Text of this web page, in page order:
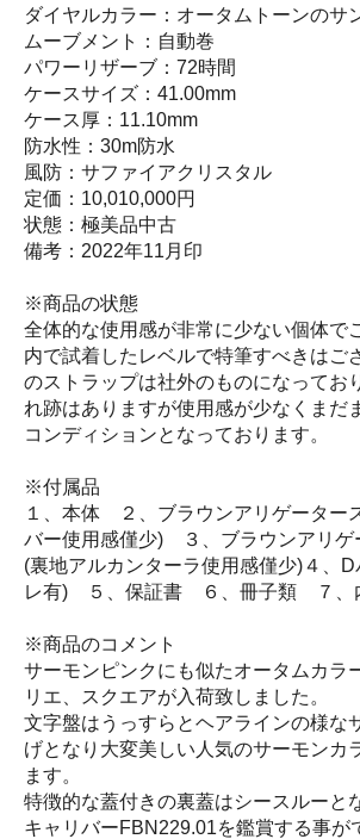
ダイヤルカラー：オータムトーンのサ
ムーブメント：自動巻
パワーリザーブ：72時間
ケースサイズ：41.00mm
ケース厚：11.10mm
防水性：30m防水
風防：サファイアクリスタル
定価：10,010,000円
状態：極美品中古
備考：2022年11月印
※商品の状態
全体的な使用感が非常に少ない個体で
内で試着したレベルで特筆すべきはご
のストラップは社外のものになってお
れ跡はありますが使用感が少なくまだ
コンディションとなっております。
※付属品
１、本体 ２、ブラウンアリゲーター
バー使用感僅少) ３、ブラウンアリゲ
(裏地アルカンターラ使用感僅少)４、
レ有) ５、保証書 ６、冊子類 ７、
※商品のコメント
サーモンピンクにも似たオータムカラ
リエ、スクエアが入荷致しました。
文字盤はうっすらとヘアラインの様な
げとなり大変美しい人気のサーモンカ
ます。
特徴的な蓋付きの裏蓋はシースルーと
キャリバーFBN229.01を鑑賞する事が